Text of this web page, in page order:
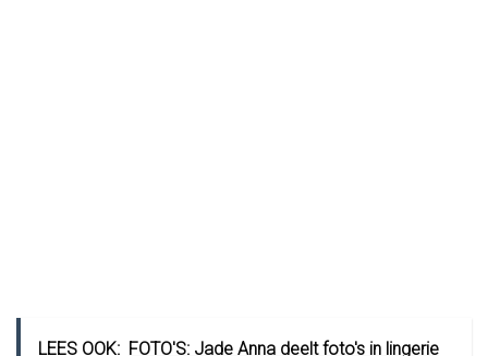
LEES OOK: FOTO'S: Jade Anna deelt foto's in lingerie